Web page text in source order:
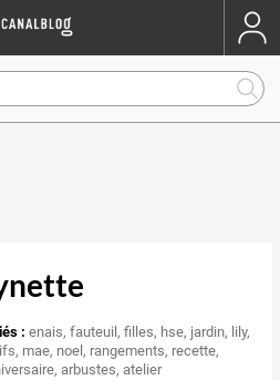
: enais,fauteuil,filles, hse, jardin, lily,
, mae, noel, rangements, recette,
,arbustes,atelier